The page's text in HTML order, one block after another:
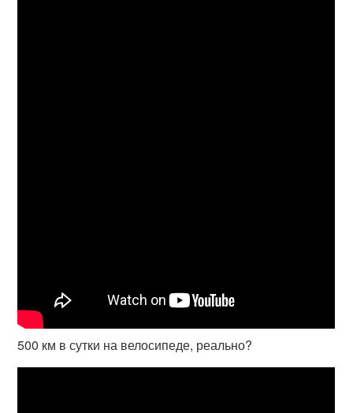
500 км в сутки на велосипеде, реально?